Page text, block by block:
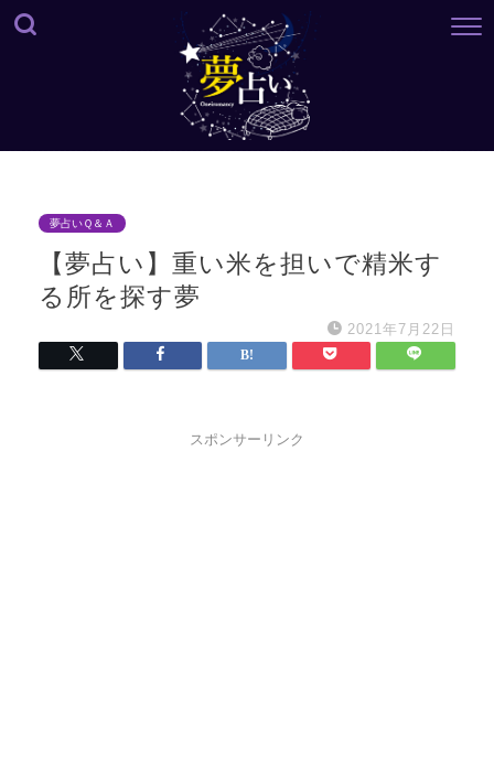
夢占いＱ＆Ａ
【夢占い】重い米を担いで精米す
る所を探す夢
2021年7月22日
スポンサーリンク